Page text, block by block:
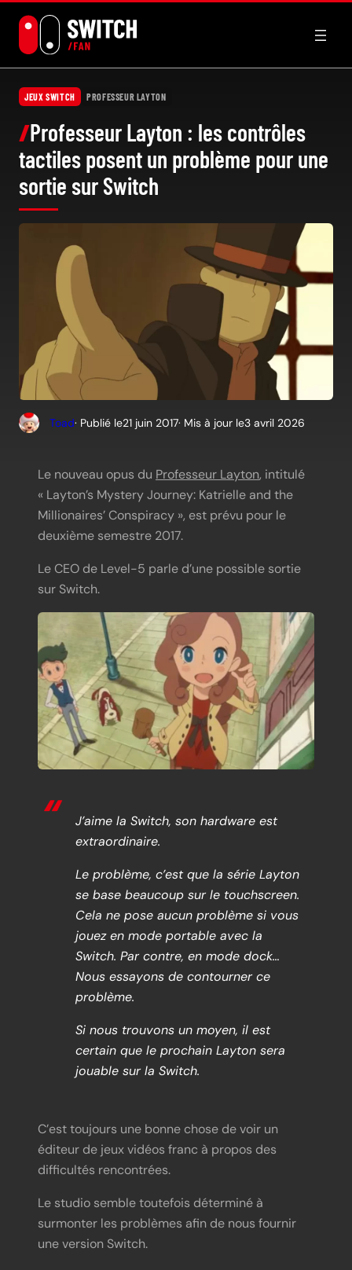
contenu
JEUX SWITCH PROFESSEUR LAYTON
Professeur Layton : les contrôles
tactiles posent un problème pour une
sortie sur Switch
Toad· Publié le21 juin 2017· Mis à jour le3 avril 2026
Le nouveau opus du Professeur Layton, intitulé
« Layton’s Mystery Journey: Katrielle and the
Millionaires’ Conspiracy », est prévu pour le
deuxième semestre 2017.
Le CEO de Level-5 parle d’une possible sortie
sur Switch.
J’aime la Switch, son hardware est
extraordinaire.
Le problème, c’est que la série Layton
se base beaucoup sur le touchscreen.
Cela ne pose aucun problème si vous
jouez en mode portable avec la
Switch. Par contre, en mode dock…
Nous essayons de contourner ce
problème.
Si nous trouvons un moyen, il est
certain que le prochain Layton sera
jouable sur la Switch.
C’est toujours une bonne chose de voir un
éditeur de jeux vidéos franc à propos des
difficultés rencontrées.
Le studio semble toutefois déterminé à
surmonter les problèmes afin de nous fournir
une version Switch.